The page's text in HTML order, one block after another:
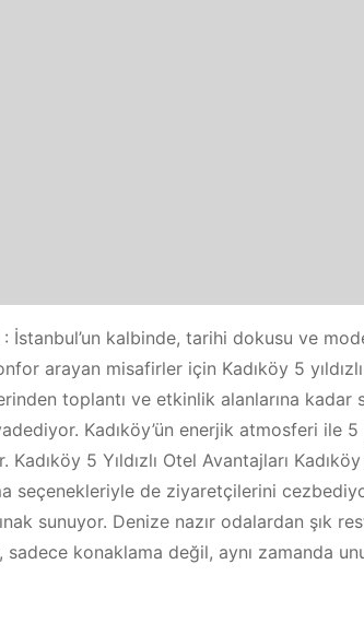
: İstanbul’un kalbinde, tarihi dokusu ve
arayan misafirler için Kadıköy 5
toplantı ve etkinlik alanlarına
Kadıköy’ün enerjik atmosferi ile
5 Yıldızlı Otel Avantajları
seçenekleriyle de ziyaretçilerini
sunuyor. Denize nazır odalardan şık
konaklama değil, aynı zamanda